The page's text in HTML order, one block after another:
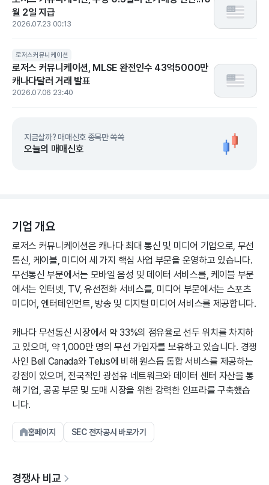
월 2일 지급
2026.07.23 00:13
로저스커뮤니케이션
로저스 커뮤니케이션, MLSE 완전인수 43억5000만
캐나다달러 거래 발표
2026.07.06 23:40
지금살까? 매매신호 종목만 쏙쏙
오늘의 매매신호
기업 개요
로저스 커뮤니케이션은 캐나다 최대 통신 및 미디어 기업으로, 무선
통신, 케이블, 미디어 세 가지 핵심 사업 부문을 운영하고 있습니다.
무선통신 부문에서는 모바일 음성 및 데이터 서비스를, 케이블 부문
에서는 인터넷, TV, 유선전화 서비스를, 미디어 부문에서는 스포츠
미디어, 엔터테인먼트, 방송 및 디지털 미디어 서비스를 제공합니다.
캐나다 무선통신 시장에서 약 33%의 점유율로 선두 위치를 차지하
고 있으며, 약 1,000만 명의 무선 가입자를 보유하고 있습니다. 경쟁
사인 Bell Canada와 Telus에 비해 원스톱 통합 서비스를 제공하는
강점이 있으며, 전국적인 광섬유 네트워크와 데이터 센터 자산을 통
해 기업, 공공 부문 및 도매 시장을 위한 강력한 인프라를 구축했습
니다.
홈페이지 SEC 전자공시 바로가기
경쟁사 비교